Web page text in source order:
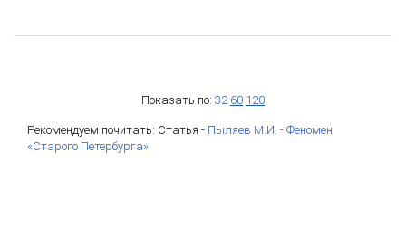
Показать по: 32 60 120
Рекомендуем почитать: Статья - Пыляев М.И. - Феномен
«Старого Петербурга»